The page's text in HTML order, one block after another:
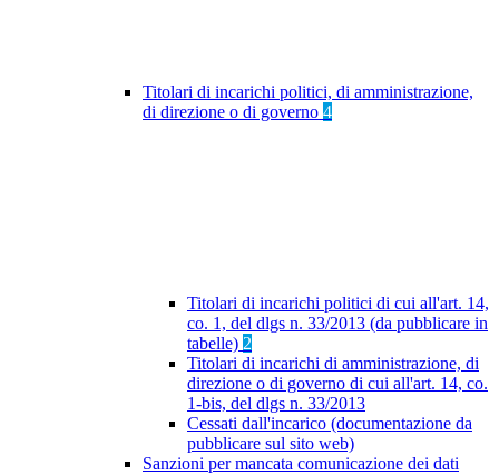
Titolari di incarichi politici, di amministrazione,
di direzione o di governo 4
Titolari di incarichi politici di cui all'art. 14,
co. 1, del dlgs n. 33/2013 (da pubblicare in
tabelle) 2
Titolari di incarichi di amministrazione, di
direzione o di governo di cui all'art. 14, co.
1-bis, del dlgs n. 33/2013
Cessati dall'incarico (documentazione da
pubblicare sul sito web)
Sanzioni per mancata comunicazione dei dati